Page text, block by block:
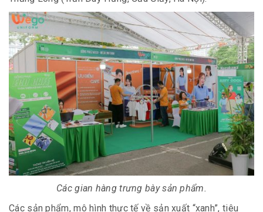
Các gian hàng trưng bày sản phẩm.
Các sản phẩm, mô hình thực tế về sản xuất “xanh”, tiêu